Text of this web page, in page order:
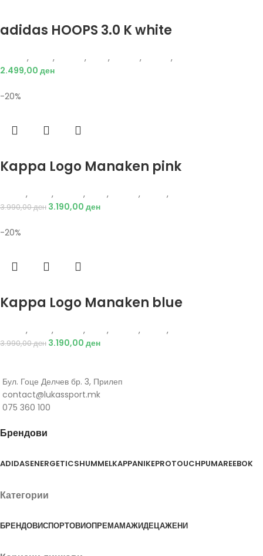
adidas HOOPS 3.0 K white
, , , , , ,
2.499,00 ден
-20%
Kappa Logo Manaken pink
, , , , , ,
3.990,00ден 3.190,00 ден
-20%
Kappa Logo Manaken blue
, , , , , ,
3.990,00ден 3.190,00 ден
Бул. Гоце Делчев бр. 3, Прилеп
contact@lukassport.mk
075 360 100
Брендови
ADIDASENERGETICSHUMMELKAPPANIKEPROTOUCHPUMAREEBOK
Категории
БРЕНДОВИСПОРТОВИОПРЕМАМАЖИДЕЦАЖЕНИ